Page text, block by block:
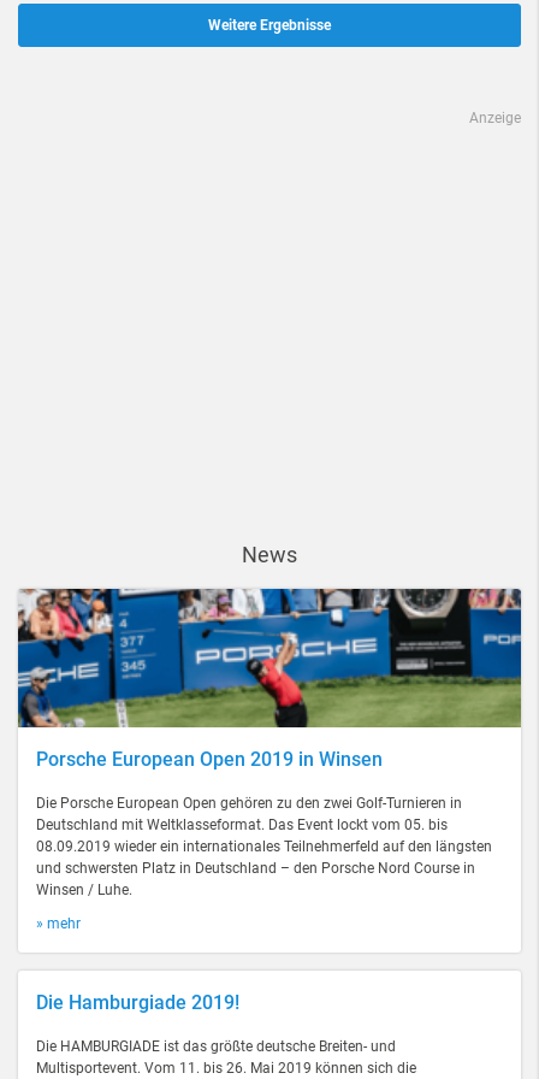
Weitere Ergebnisse
Anzeige
News
Porsche European Open 2019 in Winsen
Die Porsche European Open gehören zu den zwei Golf-Turnieren in
Deutschland mit Weltklasseformat. Das Event lockt vom 05. bis
08.09.2019 wieder ein internationales Teilnehmerfeld auf den längsten
und schwersten Platz in Deutschland – den Porsche Nord Course in
Winsen / Luhe.
» mehr
Die Hamburgiade 2019!
Die HAMBURGIADE ist das größte deutsche Breiten- und
Multisportevent. Vom 11. bis 26. Mai 2019 können sich die